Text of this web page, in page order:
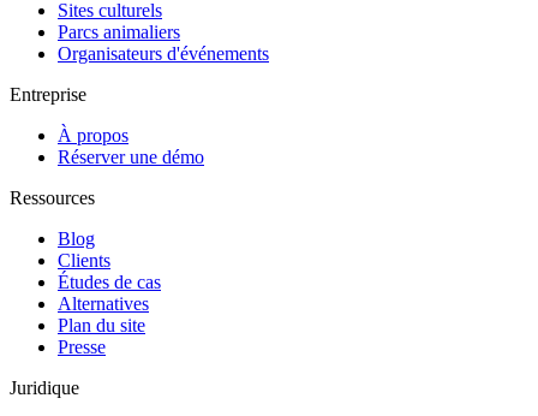
Sites culturels
Parcs animaliers
Organisateurs d'événements
Entreprise
À propos
Réserver une démo
Ressources
Blog
Clients
Études de cas
Alternatives
Plan du site
Presse
Juridique